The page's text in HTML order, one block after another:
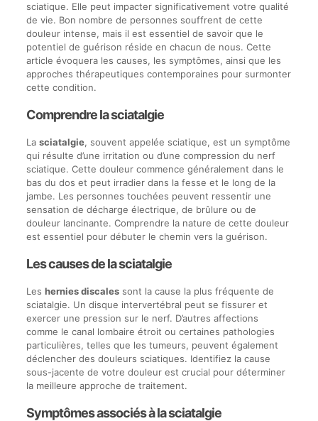
sciatique. Elle peut impacter significativement votre qualité
de vie. Bon nombre de personnes souffrent de cette
douleur intense, mais il est essentiel de savoir que le
potentiel de guérison réside en chacun de nous. Cette
article évoquera les causes, les symptômes, ainsi que les
approches thérapeutiques contemporaines pour surmonter
cette condition.
Comprendre la sciatalgie
La sciatalgie, souvent appelée sciatique, est un symptôme
qui résulte d’une irritation ou d’une compression du nerf
sciatique. Cette douleur commence généralement dans le
bas du dos et peut irradier dans la fesse et le long de la
jambe. Les personnes touchées peuvent ressentir une
sensation de décharge électrique, de brûlure ou de
douleur lancinante. Comprendre la nature de cette douleur
est essentiel pour débuter le chemin vers la guérison.
Les causes de la sciatalgie
Les hernies discalessont la cause la plus fréquente de
sciatalgie. Un disque intervertébral peut se fissurer et
exercer une pression sur le nerf. D’autres affections
comme le canal lombaire étroit ou certaines pathologies
particulières, telles que les tumeurs, peuvent également
déclencher des douleurs sciatiques. Identifiez la cause
sous-jacente de votre douleur est crucial pour déterminer
la meilleure approche de traitement.
Symptômes associés à la sciatalgie